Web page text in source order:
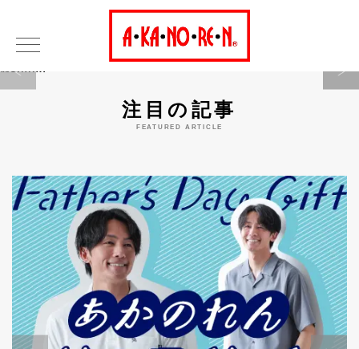
Warning
注目の記事
FEATURED ARTICLE